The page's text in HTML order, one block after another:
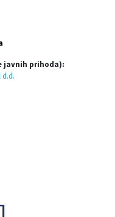
javnih prihoda):
d.d.